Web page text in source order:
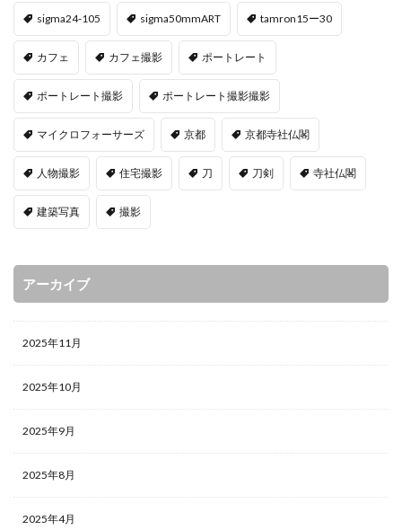
sigma24-105 sigma50mmART tamron15ー30
カフェ カフェ撮影 ポートレート
ポートレート撮影 ポートレート撮影撮影
マイクロフォーサーズ 京都 京都寺社仏閣
人物撮影 住宅撮影 刀 刀剣 寺社仏閣
建築写真 撮影
アーカイブ
2025年11月
2025年10月
2025年9月
2025年8月
2025年4月